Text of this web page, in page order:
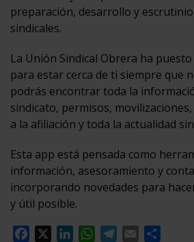
preparación, desarrollo y escrutinio
sindicales.
La Unión Sindical Obrera ha
para estar cerca de ti siempre que
podrás encontrar toda la
sindicato, permisos,
a la afiliación y toda la actualidad
Esta app está pensada como
información, asesoramiento y
incorporando novedades para
y útil posible.
Facebook
LinkedInWhatsApp
Telegram
Email